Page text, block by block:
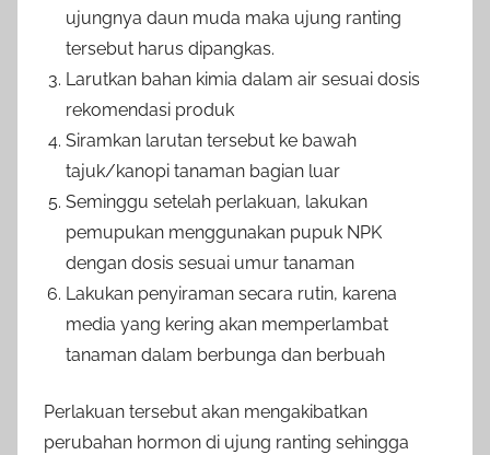
ujungnya daun muda maka ujung ranting
tersebut harus dipangkas.
Larutkan bahan kimia dalam air sesuai dosis
rekomendasi produk
Siramkan larutan tersebut ke bawah
tajuk/kanopi tanaman bagian luar
Seminggu setelah perlakuan, lakukan
pemupukan menggunakan pupuk NPK
dengan dosis sesuai umur tanaman
Lakukan penyiraman secara rutin, karena
media yang kering akan memperlambat
tanaman dalam berbunga dan berbuah
Perlakuan tersebut akan mengakibatkan
perubahan hormon di ujung ranting sehingga